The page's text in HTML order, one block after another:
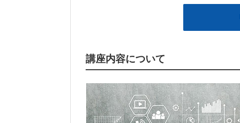
講座内容について